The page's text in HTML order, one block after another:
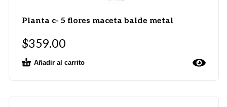
Planta c- 5 flores maceta balde metal
$359.00
Añadir al carrito